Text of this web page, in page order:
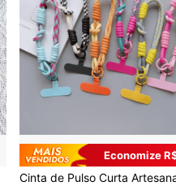
Economize